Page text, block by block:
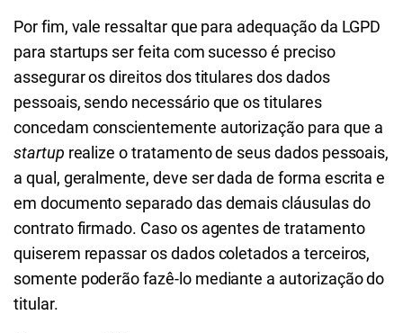
Por fim, vale ressaltar que para adequação da LGPD
para startups ser feita com sucesso é preciso
assegurar os direitos dos titulares dos dados
pessoais, sendo necessário que os titulares
concedam conscientemente autorização para que a
startup realize o tratamento de seus dados pessoais,
a qual, geralmente, deve ser dada de forma escrita e
em documento separado das demais cláusulas do
contrato firmado. Caso os agentes de tratamento
quiserem repassar os dados coletados a terceiros,
somente poderão fazê-lo mediante a autorização do
titular.